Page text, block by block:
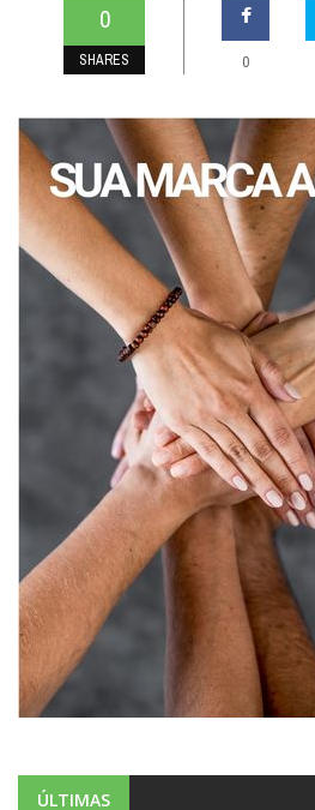
0
SHARES 0
ÚLTIMAS